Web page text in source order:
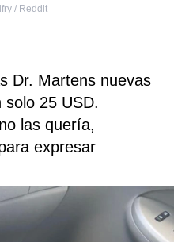
/ Reddit
Dr. Martens nuevas
25 USD.
las quería,
expresar